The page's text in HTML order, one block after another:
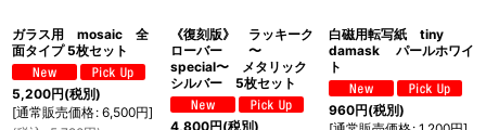
ガラス用 mosaic 全
面タイプ 5枚セット
5,200円(税別)
[通常販売価格: 6,500円]
《復刻版》 ラッキーク
ローバー 〜
special〜 メタリック
シルバー 5枚セット
4,800円(税別)
白磁用転写紙 tiny
damask パールホワイ
ト
960円(税別)